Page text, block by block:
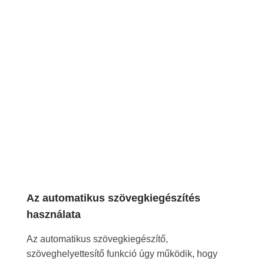
Az automatikus szövegkiegészítés
használata
Az automatikus szövegkiegészítő,
szöveghelyettesítő funkció úgy működik, hogy